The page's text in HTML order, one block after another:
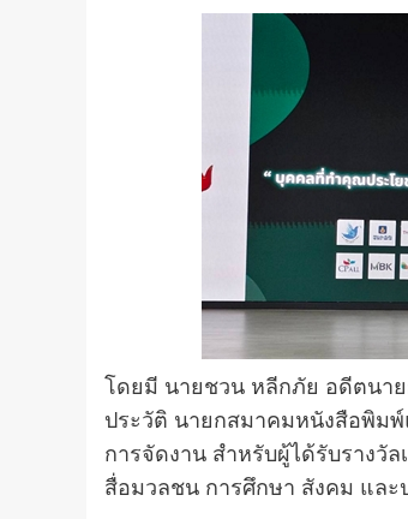
โดยมี นายชวน หลีกภัย อดีตนา
ประวัติ นายกสมาคมหนังสือพิมพ์
การจัดงาน สำหรับผู้ได้รับรางวั
สื่อมวลชน การศึกษา สังคม และ